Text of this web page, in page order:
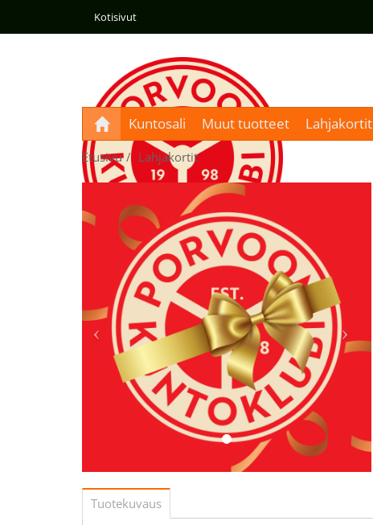
Kotisivut
Kuntosali Muut tuotteet Lahjakortit
Etusivu Lahjakortit
Tuotekuvaus